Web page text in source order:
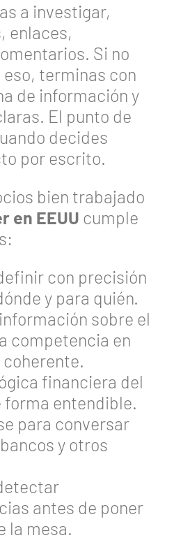
a investigar,
enlaces,
Si no
eso, terminas con
de información y
El punto de
decides
por escrito.
bien trabajado
en EEUU cumple
con precisión
y para quién.
sobre el
competencia en
financiera del
forma entendible.
para conversar
y otros
antes de poner
la mesa.